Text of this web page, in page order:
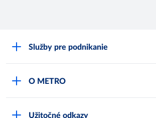
Služby pre podnikanie
O METRO
Užitočné odkazy